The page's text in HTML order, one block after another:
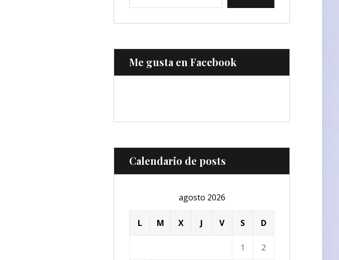
Me gusta en Facebook
Calendario de posts
agosto 2026
L M X J V S D
1 2